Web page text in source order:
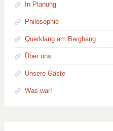
In Planung
Philosophie
Querklang am Berghang
Über uns
Unsere Gäste
Was war!